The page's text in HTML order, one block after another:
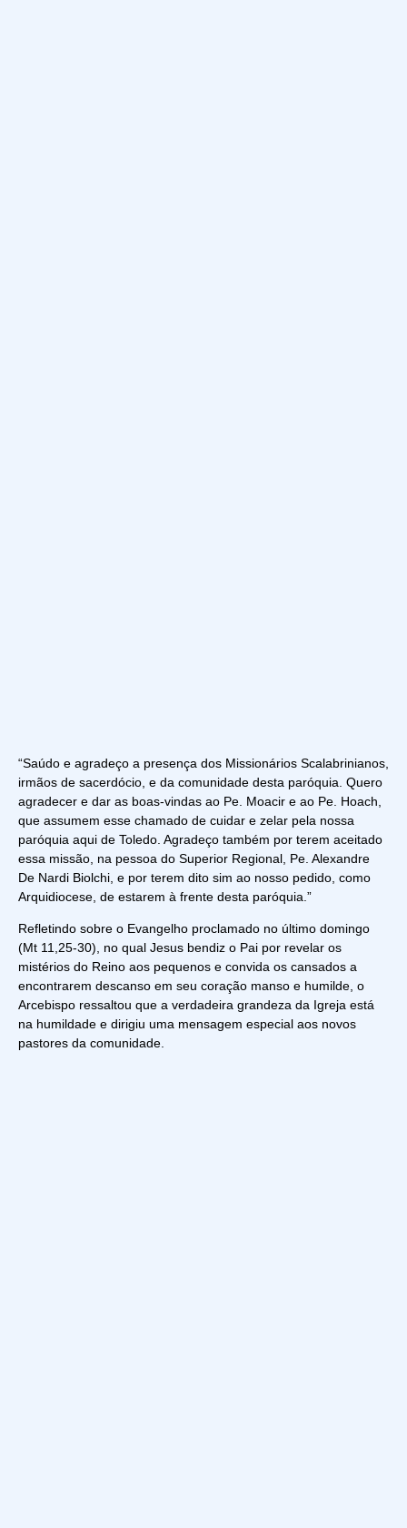
“Saúdo e agradeço a presença dos Missionários Scalabrinianos,
irmãos de sacerdócio, e da comunidade desta paróquia. Quero
agradecer e dar as boas-vindas ao Pe. Moacir e ao Pe. Hoach,
que assumem esse chamado de cuidar e zelar pela nossa
paróquia aqui de Toledo. Agradeço também por terem aceitado
essa missão, na pessoa do Superior Regional, Pe. Alexandre
De Nardi Biolchi, e por terem dito sim ao nosso pedido, como
Arquidiocese, de estarem à frente desta paróquia.”
Refletindo sobre o Evangelho proclamado no último domingo
(Mt 11,25-30), no qual Jesus bendiz o Pai por revelar os
mistérios do Reino aos pequenos e convida os cansados a
encontrarem descanso em seu coração manso e humilde, o
Arcebispo ressaltou que a verdadeira grandeza da Igreja está
na humildade e dirigiu uma mensagem especial aos novos
pastores da comunidade.